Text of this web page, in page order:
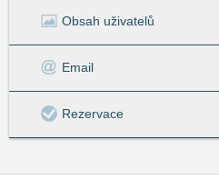
Obsah uživatelů
Email
Rezervace